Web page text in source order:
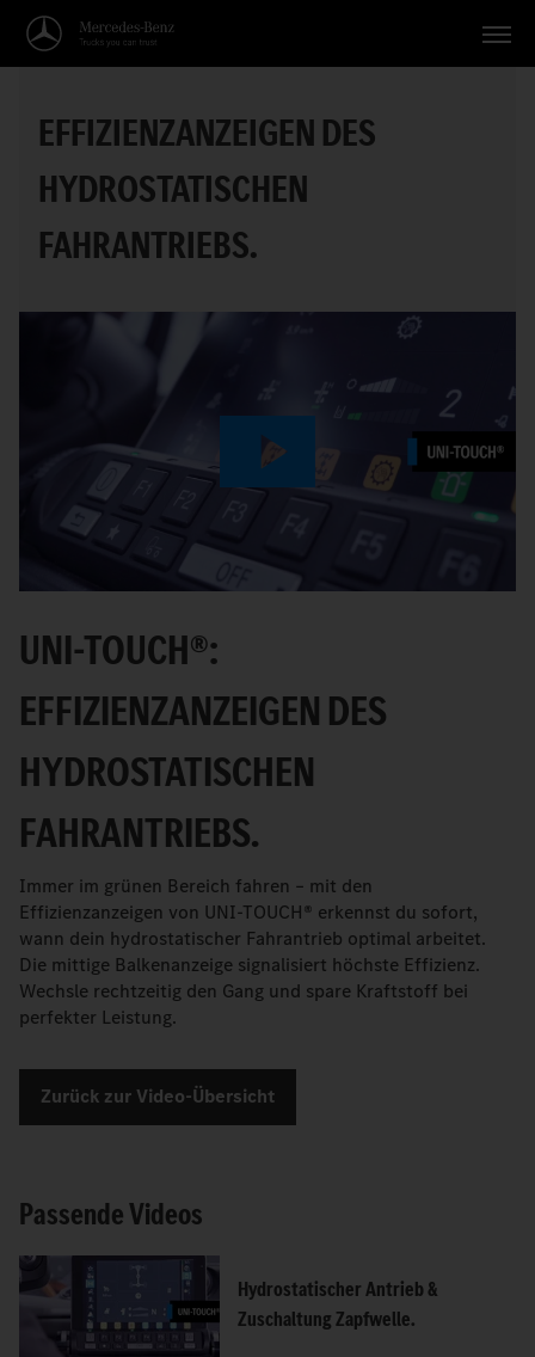
Anwendungen
Themen
Service
Suche
EFFIZIENZANZEIGEN DES
HYDROSTATISCHEN
FAHRANTRIEBS.
Play
UNI-TOUCH®:
EFFIZIENZANZEIGEN DES
HYDROSTATISCHEN
FAHRANTRIEBS.
Immer im grünen Bereich fahren – mit den
Effizienzanzeigen von UNI-TOUCH® erkennst du sofort,
wann dein hydrostatischer Fahrantrieb optimal arbeitet.
Die mittige Balkenanzeige signalisiert höchste Effizienz.
Wechsle rechtzeitig den Gang und spare Kraftstoff bei
perfekter Leistung.
Zurück zur Video-Übersicht
Passende Videos
Hydrostatischer Antrieb &
Zuschaltung Zapfwelle.